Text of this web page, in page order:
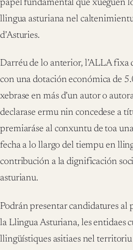
papel fundamental que xueguen
llingua asturiana nel
d’Asturies.
Darréu de lo anterior, l’ALLA fixa
con una dotación económica de
xebrase en más d’un autor o
declarase ermu nin concedese a
premiaráse al conxuntu de toa
fecha a lo llargo del tiempu en
contribución a la dignificación
asturianu.
Podrán presentar candidatures al
la Llingua Asturiana, les entidaes
llingüístiques asitiaes nel